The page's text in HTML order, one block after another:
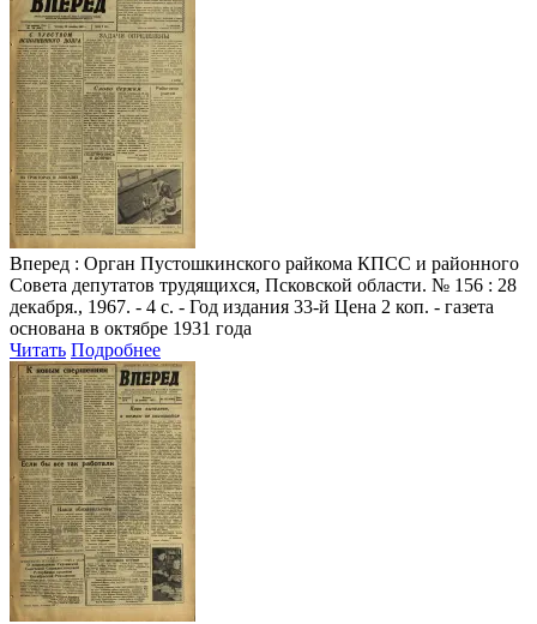
Вперед : Орган Пустошкинского райкома КПСС и районного
Совета депутатов трудящихся, Псковской области. № 156 : 28
декабря., 1967. - 4 с. - Год издания 33-й Цена 2 коп. - газета
основана в октябре 1931 года
Читать Подробнее